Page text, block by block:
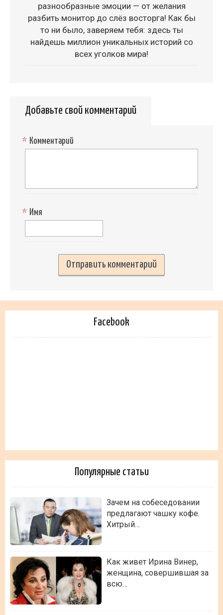
разнообразные эмоции — от желания
разбить монитор до слёз восторга! Как бы
то ни было, заверяем тебя: здесь ты
найдешь миллион уникальных историй со
всех уголков мира!
Добавьте свой комментарий
Комментарий
*
Имя
*
Facebook
Популярные статьи
Зачем на собеседовании
предлагают чашку кофе.
Хитрый…
Как живет Ирина Винер,
женщина, совершившая за
всю…